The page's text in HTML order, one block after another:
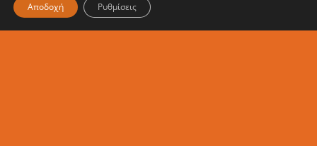
Ενημερώσου κι εσύ για τα νέα
Αποδοχή Ρυθμίσεις